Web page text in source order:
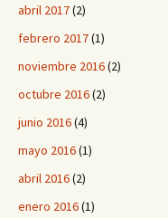
abril 2017(2)
febrero 2017(1)
noviembre 2016(2)
octubre 2016(2)
junio 2016(4)
mayo 2016(1)
abril 2016(2)
enero 2016(1)